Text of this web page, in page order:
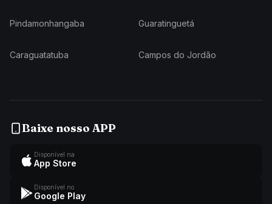
Pindamonhangaba Guaratinguetá
Caraguatatuba Campos do Jordão
Baixe nosso APP
Disponível na
App Store
Disponível no
Google Play